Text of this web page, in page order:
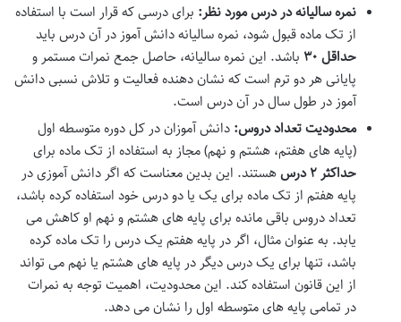
نمره سالیانه در درس مورد نظر: برای درسی که قرار است با استفاده
از تک ماده قبول شود، نمره سالیانه دانش آموز در آن درس باید
حداقل ۳۰
باشد. این نمره سالیانه، حاصل جمع نمرات مستمر و
پایانی هر دو ترم است که نشان دهنده فعالیت و تلاش نسبی دانش
آموز در طول سال در آن درس است.
محدودیت تعداد دروس: دانش آموزان در کل دوره متوسطه اول
(پایه های هفتم، هشتم و نهم) مجاز به استفاده از تک ماده برای
حداکثر ۲ درس
هستند. این بدین معناست که اگر دانش آموزی در
پایه هفتم از تک ماده برای یک یا دو درس خود استفاده کرده باشد،
تعداد دروس باقی مانده برای پایه های هشتم و نهم او کاهش می
یابد. به عنوان مثال، اگر در پایه هفتم یک درس را تک ماده کرده
باشد، تنها برای یک درس دیگر در پایه های هشتم یا نهم می تواند
از این قانون استفاده کند. این محدودیت، اهمیت توجه به نمرات
در تمامی پایه های متوسطه اول را نشان می دهد.